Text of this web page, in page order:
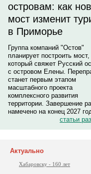
островам: как
мост изменит
в Приморье
Группа компаний "Остов"
планирует построить мост,
который свяжет Русский
с островом Елены.
станет первым этапом
масштабного проекта
комплексного развития
территории. Завершение
намечено на конец 2027
статьи
Актуально
Хабаровску - 160 лет